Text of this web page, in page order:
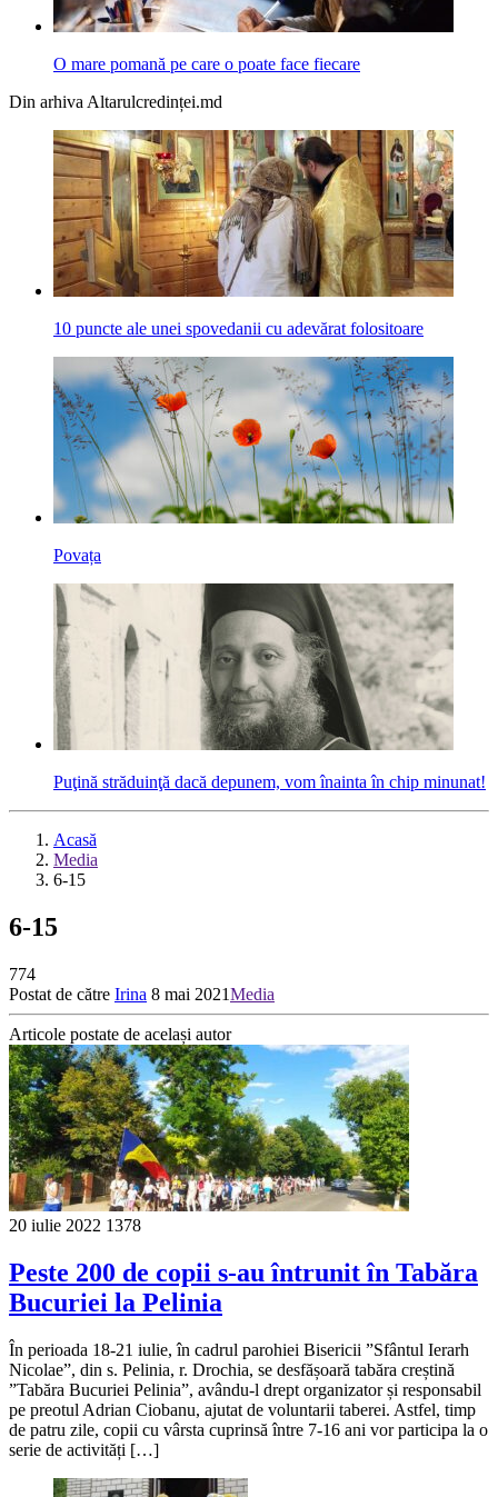
O mare pomană pe care o poate face fiecare
Din arhiva Altarulcredinței.md
10 puncte ale unei spovedanii cu adevărat folositoare
Povața
Puţină stră­duinţă dacă depunem, vom înainta în chip minunat!
Acasă
Media
6-15
6-15
774
Postat de către Irina 8 mai 2021Media
Articole postate de același autor
20 iulie 2022 1378
Peste 200 de copii s-au întrunit în Tabăra
Bucuriei la Pelinia
În perioada 18-21 iulie, în cadrul parohiei Bisericii ”Sfântul Ierarh
Nicolae”, din s. Pelinia, r. Drochia, se desfășoară tabăra creștină
”Tabăra Bucuriei Pelinia”, avându-l drept organizator și responsabil
pe preotul Adrian Ciobanu, ajutat de voluntarii taberei. Astfel, timp
de patru zile, copii cu vârsta cuprinsă între 7-16 ani vor participa la o
serie de activități […]